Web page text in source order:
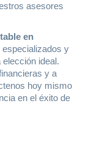
asesores
en
y
ideal.
y a
hoy mismo
en el éxito de